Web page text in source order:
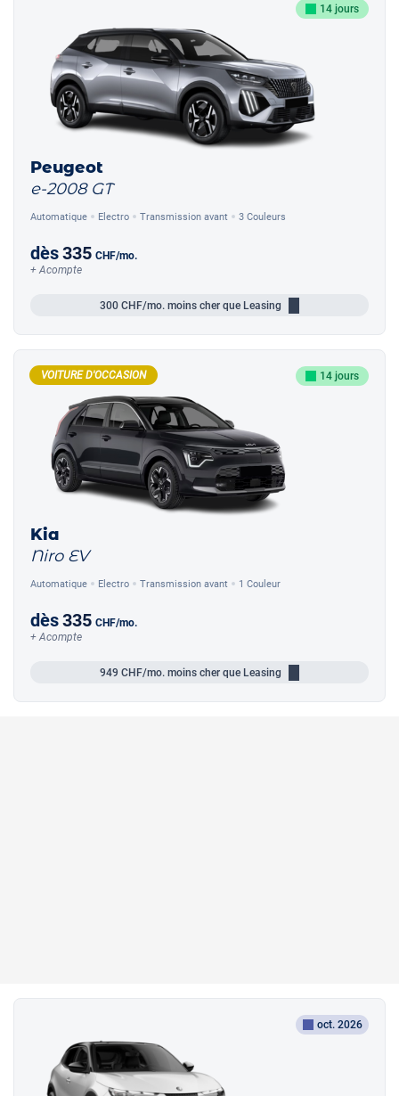
14 jours
Peugeot
e-2008 GT
Automatique Electro Transmission avant 3 Couleurs
dès335 CHF/mo.
+ Acompte
300 CHF/mo. moins cher que Leasing
VOITURE D'OCCASION 14 jours
Kia
Niro EV
Automatique Electro Transmission avant 1 Couleur
dès335 CHF/mo.
+ Acompte
949 CHF/mo. moins cher que Leasing
oct. 2026